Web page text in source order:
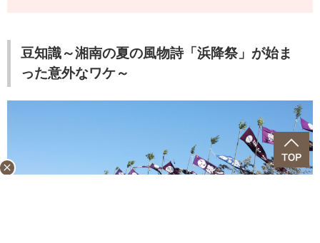
豆知識～湘南の夏の風物詩「浜降祭」が始ま
った意外なワケ～
close